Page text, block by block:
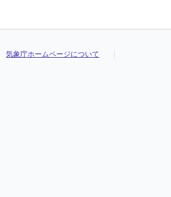
気象庁ホームページについて